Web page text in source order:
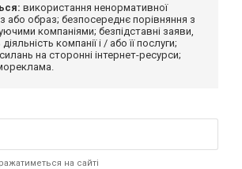
використання ненормативної
або образ; безпосереднє порівняння з
компаніями; безпідставні заяви,
компанії і / або її послуги;
на сторонні інтернет-ресурси;
на сайті